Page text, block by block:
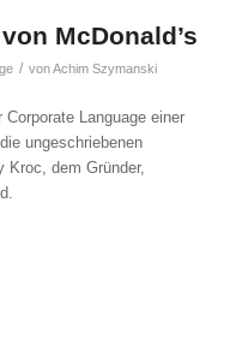
McDonald’s
/ vonAchim Szymanski
Language einer
ungeschriebenen
Kroc, dem Gründer,